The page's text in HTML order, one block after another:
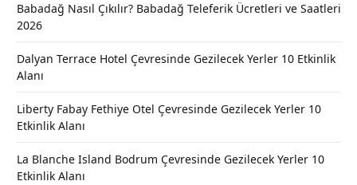
Babadağ Nasıl Çıkılır? Babadağ Teleferik Ücretleri ve Saatleri
2026
Dalyan Terrace Hotel Çevresinde Gezilecek Yerler 10 Etkinlik
Alanı
Liberty Fabay Fethiye Otel Çevresinde Gezilecek Yerler 10
Etkinlik Alanı
La Blanche Island Bodrum Çevresinde Gezilecek Yerler 10
Etkinlik Alanı